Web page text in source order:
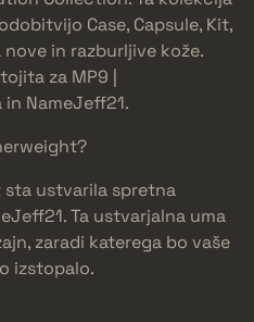
Case, Capsule, Kit,
in razburljive kože.
za MP9 |
NameJeff21.
sta ustvarila spretna
Ta ustvarjalna uma
zaradi katerega bo vaše
izstopalo.